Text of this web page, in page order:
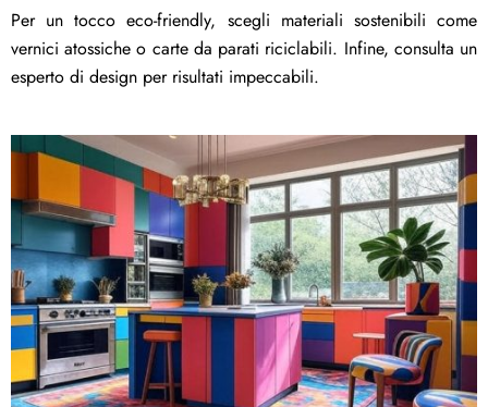
Per un tocco eco-friendly, scegli materiali sostenibili come
vernici atossiche o carte da parati riciclabili. Infine, consulta un
esperto di design per risultati impeccabili.